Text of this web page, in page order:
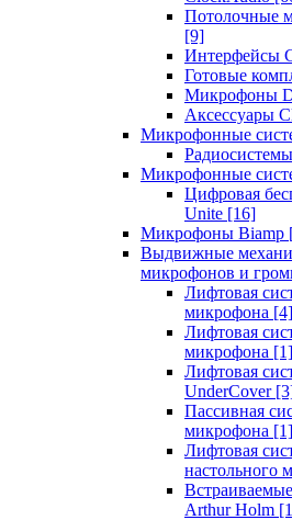
Потолочные
[9]
Интерфейсы
Готовые
Микрофоны
Аксессуары
Микрофонные
Микрофонные
Цифровая
Unite [16]
Микрофоны Biamp
Выдвижные
микрофонов и
Лифтовая
микрофона [4]
Лифтовая
микрофона [1]
Лифтовая
UnderCover
Пассивная
микрофона [1]
Лифтовая
настольного
Arthur Holm